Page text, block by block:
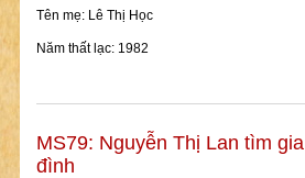
Tên mẹ: Lê Thị Học
Năm thất lạc: 1982
MS79: Nguyễn Thị Lan tìm gia
đình